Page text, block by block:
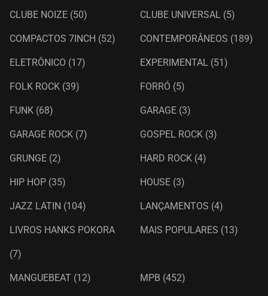
CLUBE NOIZE (50) CLUBE UNIVERSAL (5)
COMPACTOS 7INCH (52) CONTEMPORÂNEOS (189)
ELETRÔNICO (17) EXPERIMENTAL (51)
FOLK ROCK (39) FORRÓ (5)
FUNK (68) GARAGE (3)
GARAGE ROCK (7) GOSPEL ROCK (3)
GRUNGE (2) HARD ROCK (4)
HIP HOP (35) HOUSE (3)
JAZZ LATIN (104) LANÇAMENTOS (4)
LIVROS HANKS POKORA
(7)
MAIS POPULARES (13)
MANGUEBEAT (12) MPB (452)